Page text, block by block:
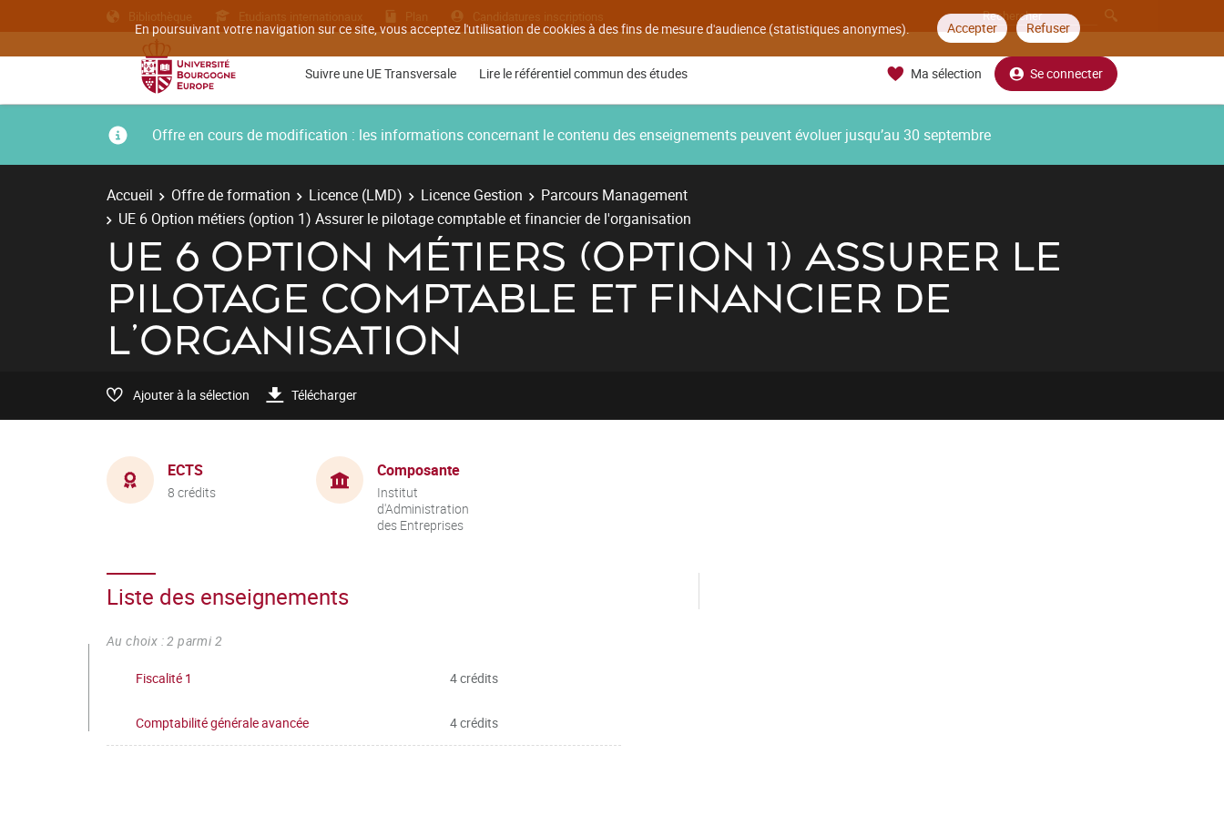
En poursuivant votre navigation sur ce site, vous acceptez l'utilisation de cookies à des fins de mesure d'audience (statistiques anonymes). Accepter Refuser
Bibliothèque Etudiants internationaux Plan Candidatures inscriptions
Suivre une UE Transversale Lire le référentiel commun des études Ma sélection Se connecter
Offre en cours de modification : les informations concernant le contenu des enseignements peuvent évoluer jusqu’au 30 septembre
Accueil Offre de formation Licence (LMD) Licence Gestion
Parcours Management
UE 6 Option métiers (option 1) Assurer le pilotage comptable et financier de l'organisation
UE 6 OPTION MÉTIERS (OPTION 1) ASSURER LE
PILOTAGE COMPTABLE ET FINANCIER DE
L'ORGANISATION
Ajouter à la sélection Télécharger
ECTS
8 crédits
Composante
Institut
d'Administration
des Entreprises
Liste des enseignements
Au choix : 2 parmi 2
Fiscalité 1 4 crédits
Comptabilité générale avancée 4 crédits